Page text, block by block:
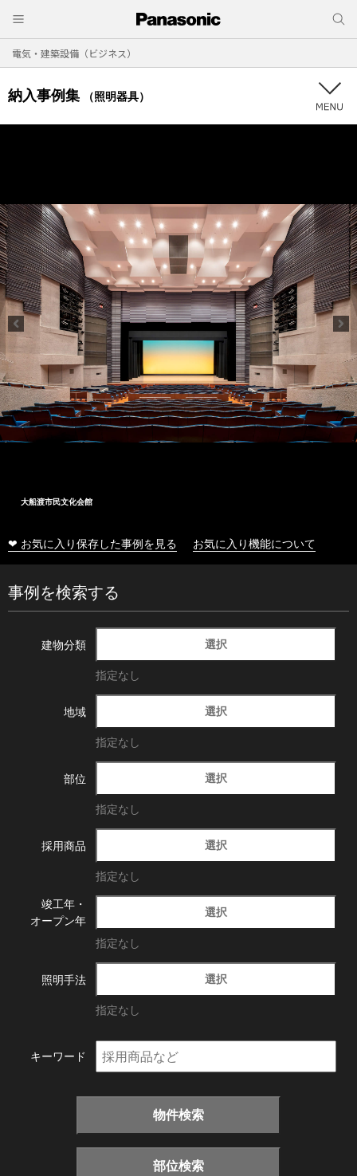
電気・建築設備（ビジネス）
納入事例集 （照明器具）
大船渡市民文化会館
❤ お気に入り保存した事例を見る お気に入り機能について
事例を検索する
建物分類 選択
指定なし
地域 選択
指定なし
部位 選択
指定なし
採用商品 選択
指定なし
竣工年・
オープン年
選択
指定なし
照明手法 選択
指定なし
キーワード
物件検索
部位検索